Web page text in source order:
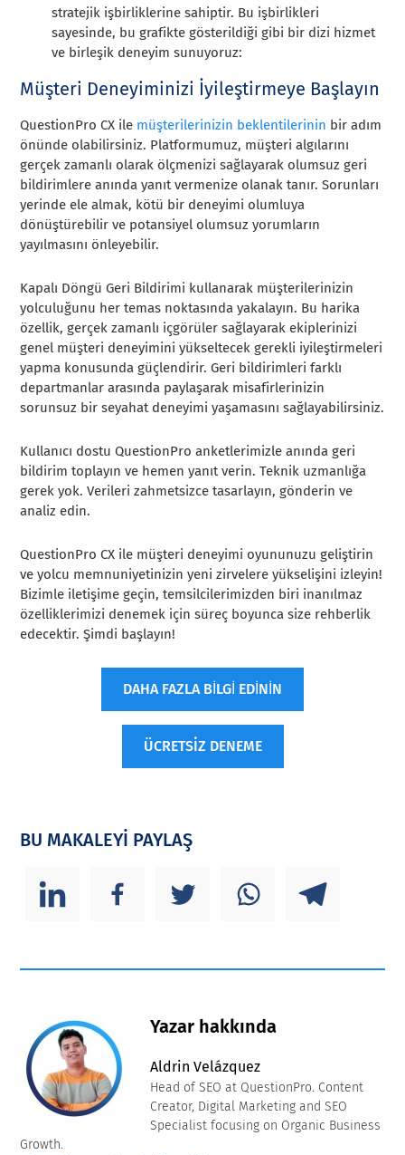
stratejik işbirliklerine sahiptir. Bu işbirlikleri
sayesinde, bu grafikte gösterildiği gibi bir dizi hizmet
ve birleşik deneyim sunuyoruz:
Müşteri Deneyiminizi İyileştirmeye Başlayın
QuestionPro CX ile müşterilerinizin beklentilerinin bir adım
önünde olabilirsiniz. Platformumuz, müşteri algılarını
gerçek zamanlı olarak ölçmenizi sağlayarak olumsuz geri
bildirimlere anında yanıt vermenize olanak tanır. Sorunları
yerinde ele almak, kötü bir deneyimi olumluya
dönüştürebilir ve potansiyel olumsuz yorumların
yayılmasını önleyebilir.
Kapalı Döngü Geri Bildirimi kullanarak müşterilerinizin
yolculuğunu her temas noktasında yakalayın. Bu harika
özellik, gerçek zamanlı içgörüler sağlayarak ekiplerinizi
genel müşteri deneyimini yükseltecek gerekli iyileştirmeleri
yapma konusunda güçlendirir. Geri bildirimleri farklı
departmanlar arasında paylaşarak misafirlerinizin
sorunsuz bir seyahat deneyimi yaşamasını sağlayabilirsiniz.
Kullanıcı dostu QuestionPro anketlerimizle anında geri
bildirim toplayın ve hemen yanıt verin. Teknik uzmanlığa
gerek yok. Verileri zahmetsizce tasarlayın, gönderin ve
analiz edin.
QuestionPro CX ile müşteri deneyimi oyununuzu geliştirin
ve yolcu memnuniyetinizin yeni zirvelere yükselişini izleyin!
Bizimle iletişime geçin, temsilcilerimizden biri inanılmaz
özelliklerimizi denemek için süreç boyunca size rehberlik
edecektir. Şimdi başlayın!
DAHA FAZLA BİLGİ EDİNİN
ÜCRETSİZ DENEME
BU MAKALEYİ PAYLAŞ
Yazar hakkında
Aldrin Velázquez
Head of SEO at QuestionPro. Content
Creator, Digital Marketing and SEO
Specialist focusing on Organic Business
Growth.